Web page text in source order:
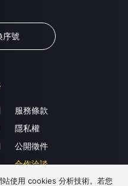
序號
服務條款
隱私權
公開徵件
合作洽談
使用 cookies 分析技術。若您